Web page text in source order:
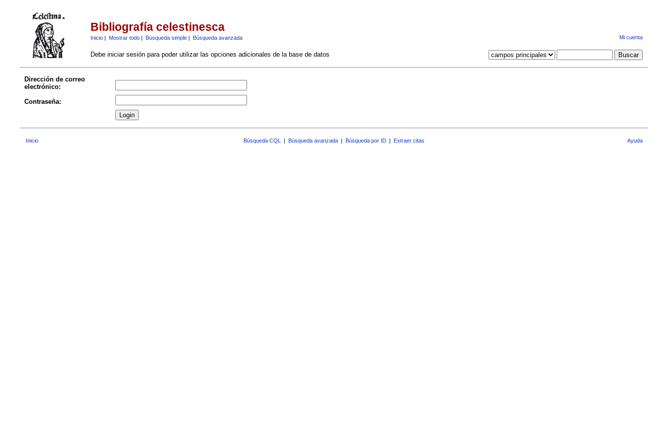
Bibliografía celestinesca
Inicio| Mostrar todo| Búsqueda simple| Búsqueda avanzada Mi cuenta
Debe iniciar sesión para poder utilizar las opciones adicionales de la base de datos
Dirección de correo
electrónico:
Contraseña:
Inicio Búsqueda CQL | Búsqueda avanzada | Búsqueda por ID | Extraer citas Ayuda